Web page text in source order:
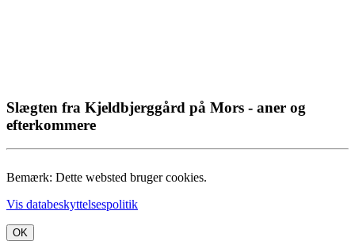
Slægten fra Kjeldbjerggård på Mors - aner og
efterkommere
Bemærk: Dette websted bruger cookies.
Vis databeskyttelsespolitik
OK